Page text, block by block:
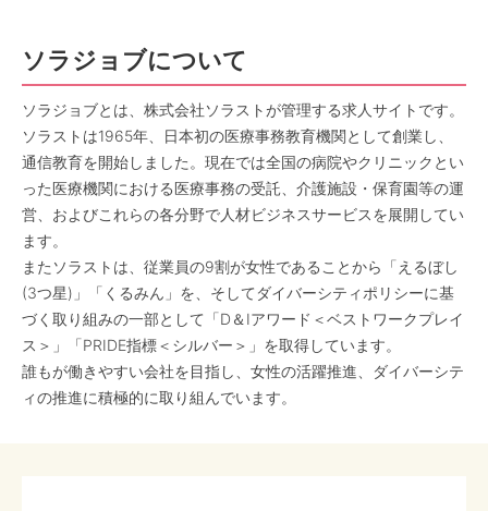
ソラジョブについて
ソラジョブとは、株式会社ソラストが管理する求人サイトです。
ソラストは1965年、日本初の医療事務教育機関として創業し、
通信教育を開始しました。現在では全国の病院やクリニックとい
った医療機関における医療事務の受託、介護施設・保育園等の運
営、およびこれらの各分野で人材ビジネスサービスを展開してい
ます。
またソラストは、従業員の9割が女性であることから「えるぼし
(3つ星)」「くるみん」を、そしてダイバーシティポリシーに基
づく取り組みの一部として「D＆Iアワード＜ベストワークプレイ
ス＞」「PRIDE指標＜シルバー＞」を取得しています。
誰もが働きやすい会社を目指し、女性の活躍推進、ダイバーシテ
ィの推進に積極的に取り組んでいます。